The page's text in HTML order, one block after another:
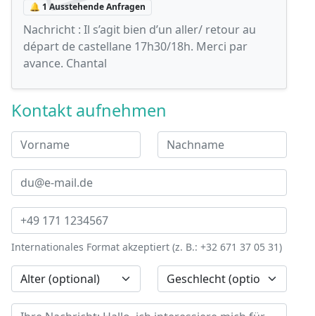
🔔 1 Ausstehende Anfragen
Nachricht : Il s’agit bien d’un aller/ retour au
départ de castellane 17h30/18h. Merci par
avance. Chantal
Kontakt aufnehmen
Internationales Format akzeptiert (z. B.: +32 671 37 05 31)